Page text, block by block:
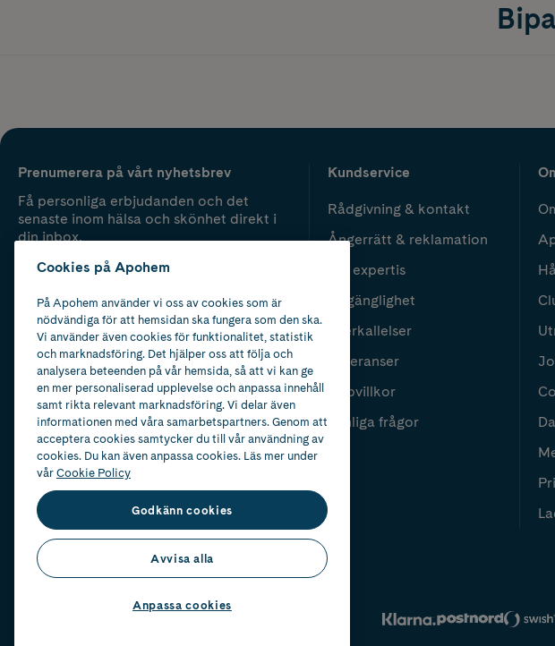
Prenumerera på vårt nyhetsbrev
Få personliga erbjudanden och det
senaste inom hälsa och skönhet direkt i
din inbox.
Kundservice
Rådgivning & kontakt
Ångerrätt & reklamation
Vår expertis
Tillgänglighet
Återkallelser
Leveranser
Köpvillkor
Vanliga frågor
Cookies på Apohem
På Apohem använder vi oss av cookies som är
nödvändiga för att hemsidan ska fungera som den ska.
Vi använder även cookies för funktionalitet, statistik
och marknadsföring. Det hjälper oss att följa och
analysera beteenden på vår hemsida, så att vi kan ge
en mer personaliserad upplevelse och anpassa innehåll
samt rikta relevant marknadsföring. Vi delar även
informationen med våra samarbetspartners. Genom att
acceptera cookies samtycker du till vår användning av
cookies. Du kan även anpassa cookies. Läs mer under
vårCookie Policy
Godkänn cookies
Avvisa alla
Anpassa cookies